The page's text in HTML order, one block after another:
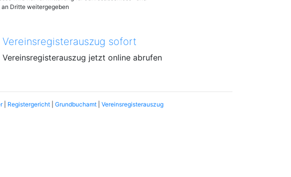
Dritte weitergegeben
Vereinsregisterauszug sofort
Vereinsregisterauszug jetzt online abrufen
| Registergericht Grundbuchamt Vereinsregisterauszug